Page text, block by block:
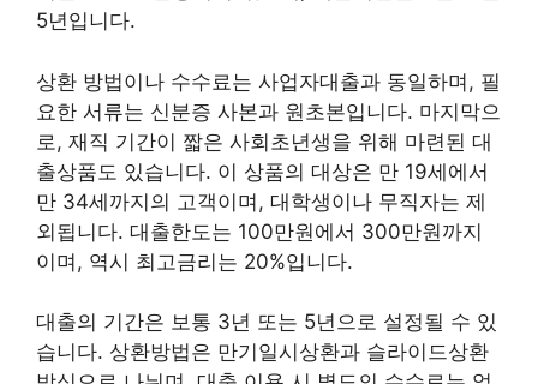
5년입니다.
상환 방법이나 수수료는 사업자대출과 동일하며, 필
요한 서류는 신분증 사본과 원초본입니다. 마지막으
로, 재직 기간이 짧은 사회초년생을 위해 마련된 대
출상품도 있습니다. 이 상품의 대상은 만 19세에서
만 34세까지의 고객이며, 대학생이나 무직자는 제
외됩니다. 대출한도는 100만원에서 300만원까지
이며, 역시 최고금리는 20%입니다.
대출의 기간은 보통 3년 또는 5년으로 설정될 수 있
습니다. 상환방법은 만기일시상환과 슬라이드상환